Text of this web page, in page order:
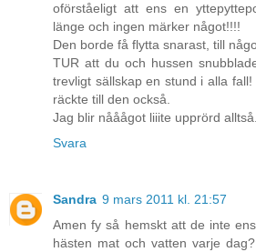
oförståeligt att ens en
länge och ingen märker något!!!!
Den borde få flytta snarast, till
TUR att du och hussen
trevligt sällskap en stund i alla
räckte till den också.
Jag blir nååågot liiite upprörd
Svara
Sandra 9 mars 2011 kl. 21:57
Amen fy så hemskt att de inte
hästen mat och vatten varje